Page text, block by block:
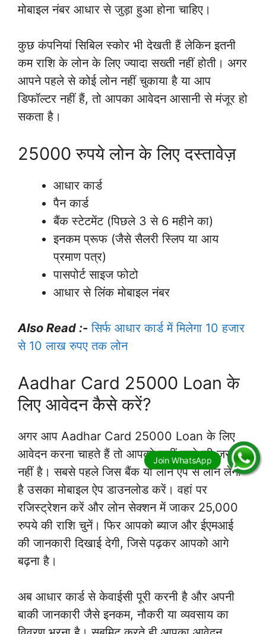
मोबाइल नंबर आधार से जुड़ा हुआ होना चाहिए।
कुछ कंपनियां सिबिल स्कोर भी देखती हैं लेकिन इतनी
कम राशि के लोन के लिए ज्यादा सख्ती नहीं होती। अगर
आपने पहले से कोई लोन नहीं चुकाया है या आप
डिफॉल्टर नहीं हैं, तो आपका आवेदन आसानी से मंजूर हो
सकता है।
25000 रुपये लोन के लिए दस्तावेज़
आधार कार्ड
पैन कार्ड
बैंक स्टेटमेंट (पिछले 3 से 6 महीने का)
इनकम प्रूफ (जैसे सैलरी स्लिप या आय
प्रमाण पत्र)
पासपोर्ट साइज फोटो
आधार से लिंक मोबाइल नंबर
Also Read :- सिर्फ आधार कार्ड में मिलेगा 10 हजार
से 10 लाख रुपए तक लोन
Aadhar Card 25000 Loan के
लिए आवेदन कैसे करें?
अगर आप Aadhar Card 25000 Loan के लिए
आवेदन करना चाहते हैं तो आपको कहीं जाने की ज़रूरत
नहीं है। सबसे पहले जिस बैंक या लोन ऐप से लोन लेना
है उसका मोबाइल ऐप डाउनलोड करें। वहां पर
रजिस्ट्रेशन करें और लोन सेक्शन में जाकर 25,000
रुपये की राशि चुनें। फिर आपको ब्याज और ईएमआई
की जानकारी दिखाई देगी, जिसे पढ़कर आपको आगे
बढ़ना है।
अब आधार कार्ड से केवाईसी पूरी करनी है और अपनी
बाकी जानकारी जैसे इनकम, नौकरी या व्यवसाय का